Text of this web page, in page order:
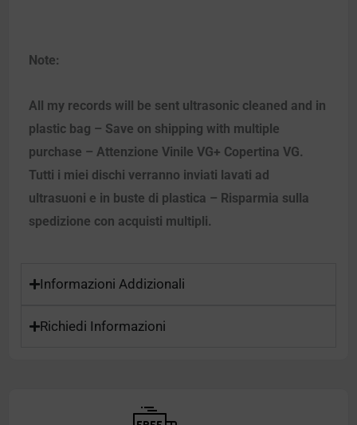
Note:
All my records will be sent ultrasonic cleaned and in
plastic bag – Save on shipping with multiple
purchase – Attenzione Vinile VG+ Copertina VG.
Tutti i miei dischi verranno inviati lavati ad
ultrasuoni e in buste di plastica – Risparmia sulla
spedizione con acquisti multipli.
Informazioni Addizionali
Richiedi Informazioni